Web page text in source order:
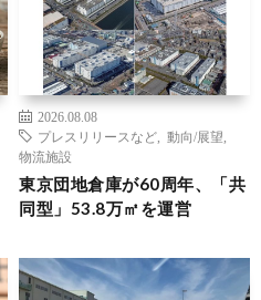
2026.08.08
プレスリリースなど
動向/展望
物流施設
東京団地倉庫が60周年、「共
同型」53.8万㎡を運営